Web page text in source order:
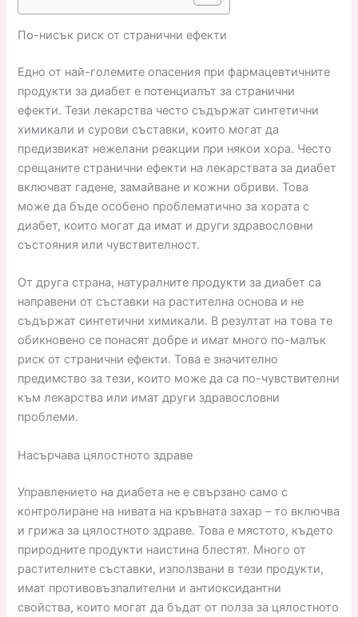
По-нисък риск от странични ефекти
Едно от най-големите опасения при фармацевтичните
продукти за диабет е потенциалът за странични
ефекти. Тези лекарства често съдържат синтетични
химикали и сурови съставки, които могат да
предизвикат нежелани реакции при някои хора. Често
срещаните странични ефекти на лекарствата за диабет
включват гадене, замайване и кожни обриви. Това
може да бъде особено проблематично за хората с
диабет, които могат да имат и други здравословни
състояния или чувствителност.
От друга страна, натуралните продукти за диабет са
направени от съставки на растителна основа и не
съдържат синтетични химикали. В резултат на това те
обикновено се понасят добре и имат много по-малък
риск от странични ефекти. Това е значително
предимство за тези, които може да са по-чувствителни
към лекарства или имат други здравословни
проблеми.
Насърчава цялостното здраве
Управлението на диабета не е свързано само с
контролиране на нивата на кръвната захар – то включва
и грижа за цялостното здраве. Това е мястото, където
природните продукти наистина блестят. Много от
растителните съставки, използвани в тези продукти,
имат противовъзпалителни и антиоксидантни
свойства, които могат да бъдат от полза за цялостното